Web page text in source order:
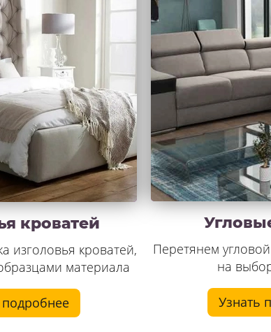
кроватей
изголовья кроватей,
материала
Перетянем
на
Узнать